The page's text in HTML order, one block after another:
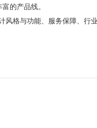
的产品线。
与功能、服务保障、行业